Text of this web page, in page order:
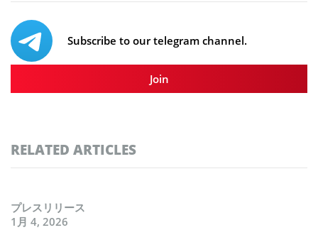
Subscribe to our telegram channel.
Join
RELATED ARTICLES
プレスリリース
1月 4, 2026